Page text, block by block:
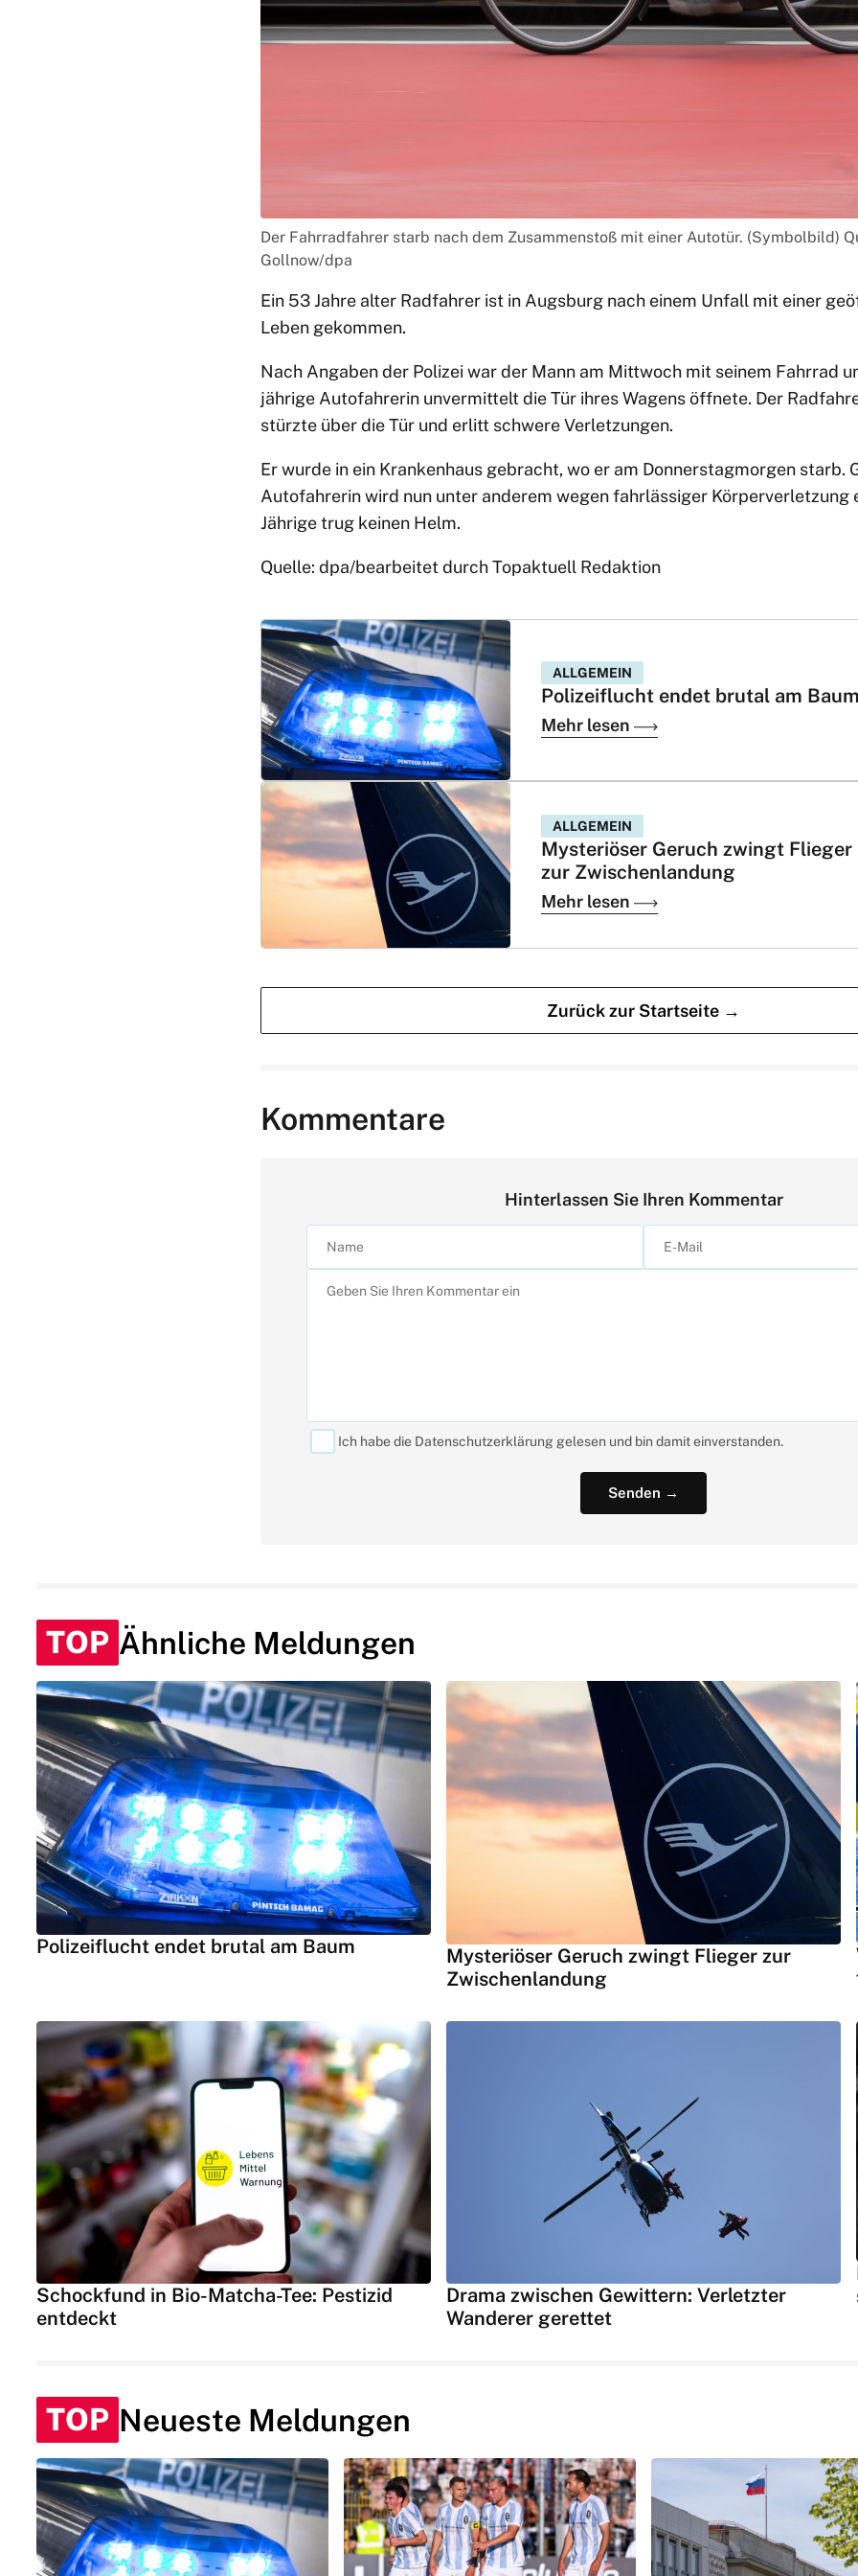
Der Fahrradfahrer starb nach dem Zusammenstoß mit einer Autotür. (Symbolbild)
Gollnow/dpa
Ein 53 Jahre alter Radfahrer ist in Augsburg nach einem Unfall mit einer
Leben gekommen.
Nach Angaben der Polizei war der Mann am Mittwoch mit seinem Fahrrad
jährige Autofahrerin unvermittelt die Tür ihres Wagens öffnete. Der
stürzte über die Tür und erlitt schwere Verletzungen.
Er wurde in ein Krankenhaus gebracht, wo er am Donnerstagmorgen starb.
Autofahrerin wird nun unter anderem wegen fahrlässiger Körperverletzung
Jährige trug keinen Helm.
Quelle: dpa/bearbeitet durch Topaktuell Redaktion
ALLGEMEIN
Polizeiflucht endet brutal am
Mehr lesen
ALLGEMEIN
Mysteriöser Geruch zwingt Flieger
zur Zwischenlandung
Mehr lesen
Zurück zur Startseite →
Kommentare
Hinterlassen Sie Ihren Kommentar
Ich habe die Datenschutzerklärung gelesen und bin damit einverstanden.
TOP Ähnliche Meldungen
Polizeiflucht endet brutal am Baum
Mysteriöser Geruch zwingt Flieger zur
Zwischenlandung
Schockfund in Bio-Matcha-Tee: Pestizid
entdeckt
Drama zwischen Gewittern: Verletzter
Wanderer gerettet
TOP Neueste Meldungen